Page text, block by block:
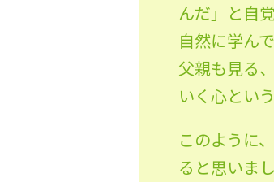
んだ」と自
自然に学ん
父親も見る
いく心とい
このように
ると思いま